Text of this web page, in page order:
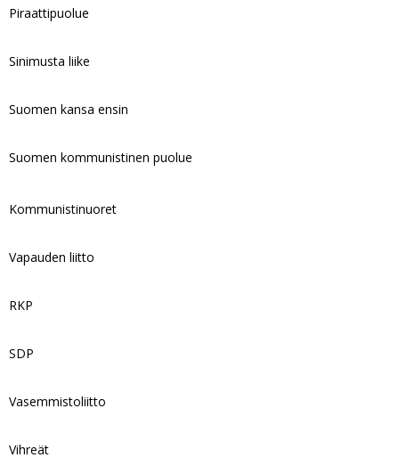
Piraattipuolue
Sinimusta liike
Suomen kansa ensin
Suomen kommunistinen puolue
Kommunistinuoret
Vapauden liitto
RKP
SDP
Vasemmistoliitto
Vihreät